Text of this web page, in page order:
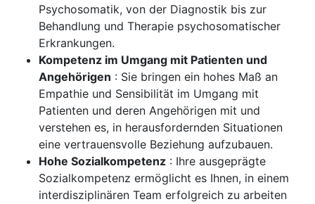
Psychosomatik, von der Diagnostik bis zur
Behandlung und Therapie psychosomatischer
Erkrankungen.
Kompetenz im Umgang mit Patienten und
Angehörigen : Sie bringen ein hohes Maß an
Empathie und Sensibilität im Umgang mit
Patienten und deren Angehörigen mit und
verstehen es, in herausfordernden Situationen
eine vertrauensvolle Beziehung aufzubauen.
Hohe Sozialkompetenz : Ihre ausgeprägte
Sozialkompetenz ermöglicht es Ihnen, in einem
interdisziplinären Team erfolgreich zu arbeiten